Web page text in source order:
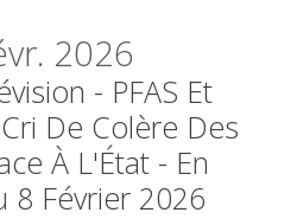
2026
- PFAS Et
De Colère Des
À L'État - En
8 Février 2026